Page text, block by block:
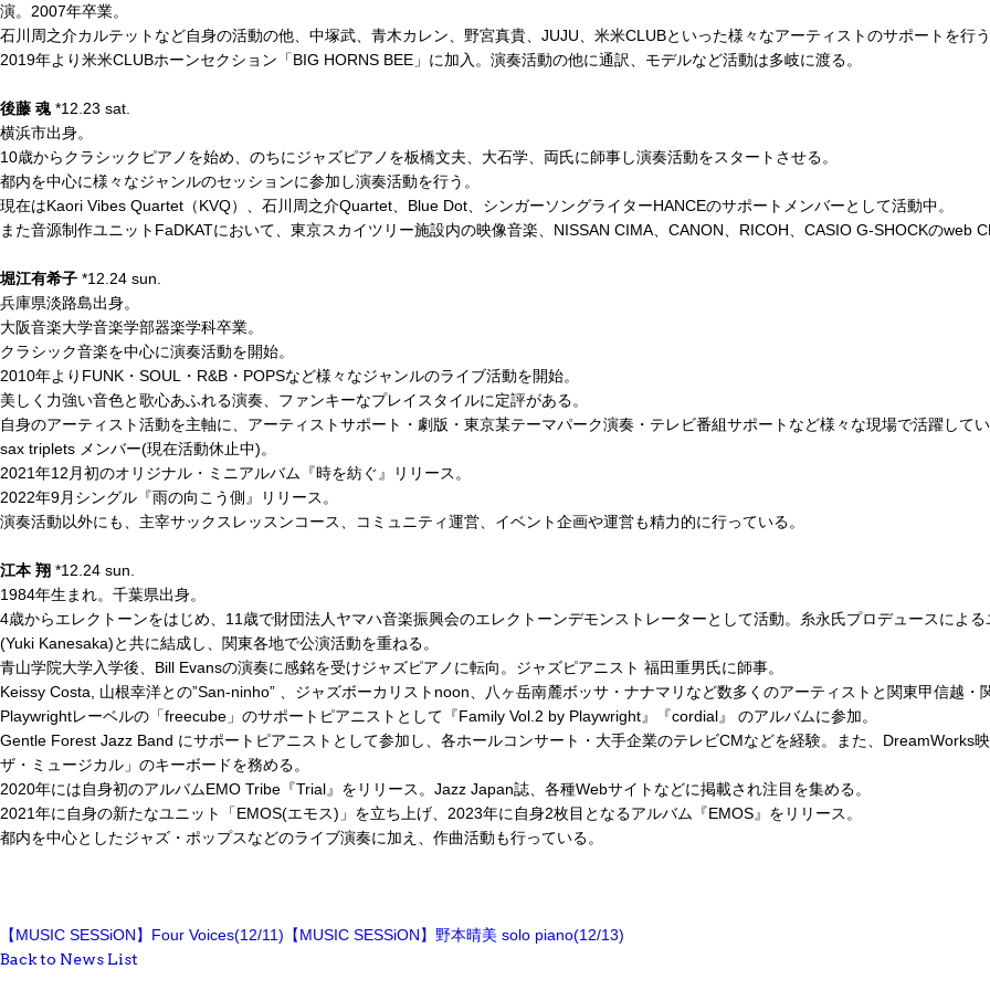
演。2007年卒業。
石川周之介カルテットなど自身の活動の他、中塚武、青木カレン、野宮真貴、JUJU、米米CLUBといった様々なアーティストのサポートを行う
2019年より米米CLUBホーンセクション「BIG HORNS BEE」に加入。演奏活動の他に通訳、モデルなど活動は多岐に渡る。
後藤 魂*12.23 sat.
横浜市出身。
10歳からクラシックピアノを始め、のちにジャズピアノを板橋文夫、大石学、両氏に師事し演奏活動をスタートさせる。
都内を中心に様々なジャンルのセッションに参加し演奏活動を行う。
現在はKaori Vibes Quartet（KVQ）、石川周之介Quartet、Blue Dot、シンガーソングライターHANCEのサポートメンバーとして活動中。
また音源制作ユニットFaDKATにおいて、東京スカイツリー施設内の映像音楽、NISSAN CIMA、CANON、RICOH、CASIO G-SHOCKのweb
堀江有希子 *12.24 sun.
兵庫県淡路島出身。
大阪音楽大学音楽学部器楽学科卒業。
クラシック音楽を中心に演奏活動を開始。
2010年よりFUNK・SOUL・R&B・POPSなど様々なジャンルのライブ活動を開始。
美しく力強い音色と歌心あふれる演奏、ファンキーなプレイスタイルに定評がある。
自身のアーティスト活動を主軸に、アーティストサポート・劇版・東京某テーマパーク演奏・テレビ番組サポートなど様々な現場で活躍してい
sax triplets メンバー(現在活動休止中)。
2021年12月初のオリジナル・ミニアルバム『時を紡ぐ』リリース。
2022年9月シングル『雨の向こう側』リリース。
演奏活動以外にも、主宰サックスレッスンコース、コミュニティ運営、イベント企画や運営も精力的に行っている。
江本 翔 *12.24 sun.
1984年生まれ。千葉県出身。
4歳からエレクトーンをはじめ、11歳で財団法人ヤマハ音楽振興会のエレクトーンデモンストレーターとして活動。糸永氏プロデュースによ
(Yuki Kanesaka)と共に結成し、関東各地で公演活動を重ねる。
青山学院大学入学後、Bill Evansの演奏に感銘を受けジャズピアノに転向。ジャズピアニスト 福田重男氏に師事。
Keissy Costa, 山根幸洋との”San-ninho” 、ジャズボーカリストnoon、八ヶ岳南麓ボッサ・ナナマリなど数多くのアーティストと関東甲信越・
Playwrightレーベルの「freecube」のサポートピアニストとして『Family Vol.2 by Playwright』『cordial』 のアルバムに参加。
Gentle Forest Jazz Band にサポートピアニストとして参加し、各ホールコンサート・大手企業のテレビCMなどを経験。また、DreamWorks
ザ・ミュージカル」のキーボードを務める。
2020年には自身初のアルバムEMO Tribe『Trial』をリリース。Jazz Japan誌、各種Webサイトなどに掲載され注目を集める。
2021年に自身の新たなユニット「EMOS(エモス)」を立ち上げ、2023年に自身2枚目となるアルバム『EMOS』をリリース。
都内を中心としたジャズ・ポップスなどのライブ演奏に加え、作曲活動も行っている。
【MUSIC SESSiON】Four Voices(12/11) 【MUSIC SESSiON】野本晴美 solo piano(12/13)
Back to News List